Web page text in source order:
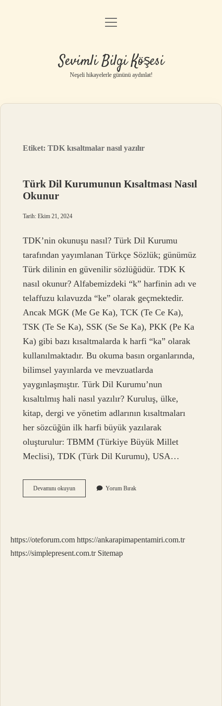
Anasayfa
Yasal Uyarı
menüyü
Sevimli Bilgi Köşesi
Neşeli hikayelerle gününü aydınlat!
Etiket:TDK kısaltmalar nasıl yazılır
Türk Dil Kurumunun Kısaltması Nasıl
Okunur
Tarih: Ekim 21, 2024
TDK’nin okunuşu nasıl? Türk Dil Kurumu
tarafından yayımlanan Türkçe Sözlük; günümüz
Türk dilinin en güvenilir sözlüğüdür. TDK K
nasıl okunur? Alfabemizdeki “k” harfinin adı ve
telaffuzu kılavuzda “ke” olarak geçmektedir.
Ancak MGK (Me Ge Ka), TCK (Te Ce Ka),
TSK (Te Se Ka), SSK (Se Se Ka), PKK (Pe Ka
Ka) gibi bazı kısaltmalarda k harfi “ka” olarak
kullanılmaktadır. Bu okuma basın organlarında,
bilimsel yayınlarda ve mevzuatlarda
yaygınlaşmıştır. Türk Dil Kurumu’nun
kısaltılmış hali nasıl yazılır? Kuruluş, ülke,
kitap, dergi ve yönetim adlarının kısaltmaları
her sözcüğün ilk harfi büyük yazılarak
oluşturulur: TBMM (Türkiye Büyük Millet
Meclisi), TDK (Türk Dil Kurumu), USA…
Devamını okuyunTürk
Dil
Yorum Bırak
https://oteforum.com https://ankarapimapentamiri.com.tr
https://simplepresent.com.tr Sitemap